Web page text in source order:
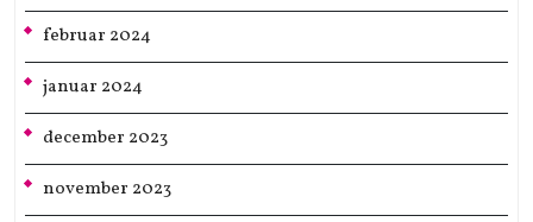
februar 2024
januar 2024
december 2023
november 2023